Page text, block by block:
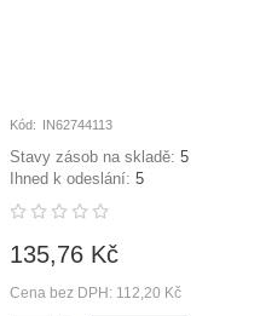
IN62744113
Stavy zásob na skladě: 5
Ihned k odeslání: 5
135,76 Kč
Cena bez DPH: 112,20 Kč